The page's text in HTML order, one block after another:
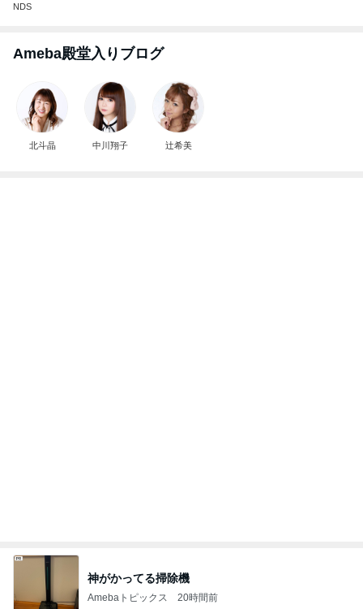
NDS
Ameba殿堂入りブログ
北斗晶 中川翔子 辻希美
神がかってる掃除機
Amebaトピックス 20時間前